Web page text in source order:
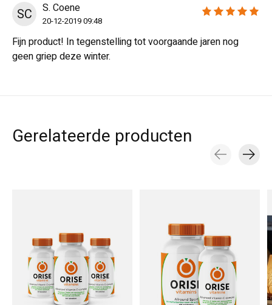
SC S. Coene
20-12-2019 09:48
The rating of this
Fijn product! In tegenstelling tot voorgaande jaren nog
geen griep deze winter.
Gerelateerde producten